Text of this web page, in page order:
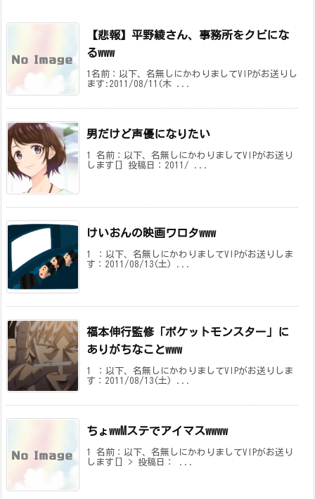
【悲報】平野綾さん、事務所をクビにな
るwww
1名前：以下、名無しにかわりましてVIPがお送りし
ます:2011/08/11(木 ...
男だけど声優になりたい
1 名前：以下、名無しにかわりましてVIPがお送り
します[] 投稿日：2011/ ...
けいおんの映画ワロタwww
1 ：以下、名無しにかわりましてVIPがお送りしま
す：2011/08/13(土) ...
福本伸行監修「ポケットモンスター」に
ありがちなことwww
1 ：以下、名無しにかわりましてVIPがお送りしま
す：2011/08/13(土) ...
ちょwwMステでアイマスwwww
1 名前：以下、名無しにかわりましてVIPがお送り
します[] > 投稿日： ...